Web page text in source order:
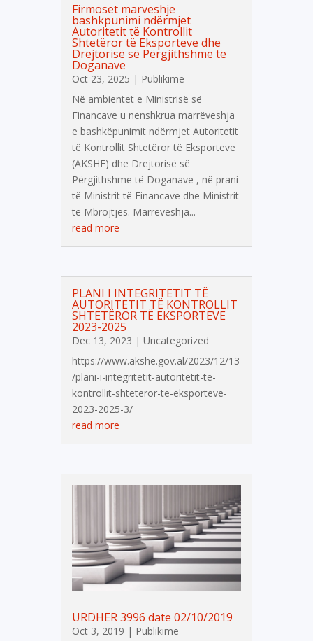
Firmoset marveshje
bashkpunimi ndërmjet
Autoritetit të Kontrollit
Shtetëror të Eksporteve dhe
Drejtorisë së Përgjithshme të
Doganave
Oct 23, 2025 | Publikime
Në ambientet e Ministrisë së
Financave u nënshkrua marrëveshja
e bashkëpunimit ndërmjet Autoritetit
të Kontrollit Shtetëror të Eksporteve
(AKSHE) dhe Drejtorisë së
Përgjithshme të Doganave , në prani
të Ministrit të Financave dhe Ministrit
të Mbrojtjes. Marrëveshja...
read more
PLANI I INTEGRITETIT TË
AUTORITETIT TË KONTROLLIT
SHTETËROR TË EKSPORTEVE
2023-2025
Dec 13, 2023 | Uncategorized
https://www.akshe.gov.al/2023/12/13
/plani-i-integritetit-autoritetit-te-
kontrollit-shteteror-te-eksporteve-
2023-2025-3/
read more
URDHER 3996 date 02/10/2019
Oct 3, 2019 | Publikime